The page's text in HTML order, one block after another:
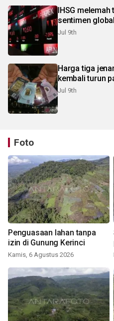
IHSG
sentimen
Jul 9th
Harga tiga
kembali turun
Jul 9th
Foto
Penguasaan lahan tanpa
izin di Gunung Kerinci
Kamis, 6 Agustus 2026